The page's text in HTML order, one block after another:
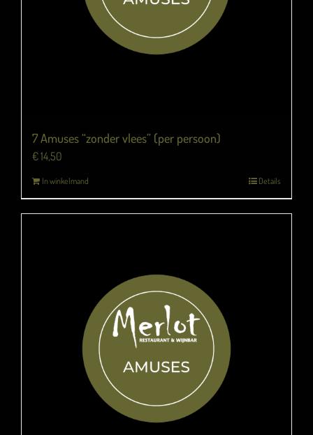
7 Amuses “zonder vlees” (per persoon)
€14,50
In winkelmand Details